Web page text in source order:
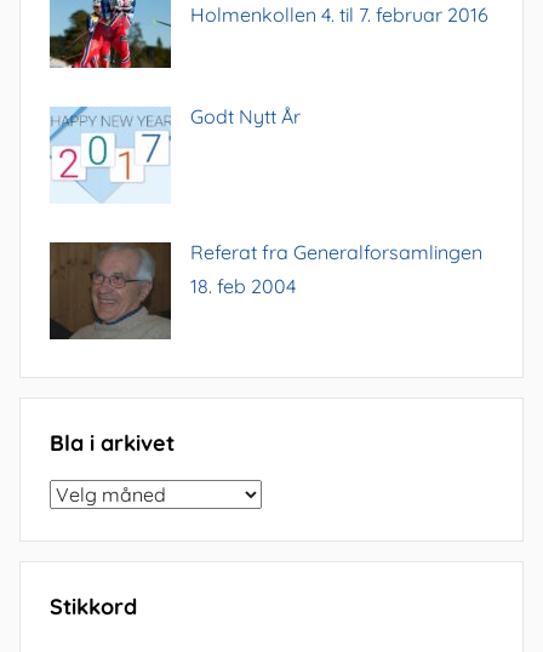
Holmenkollen 4. til 7. februar 2016
Godt Nytt År
Referat fra Generalforsamlingen
18. feb 2004
Bla i arkivet
Bla
arkivet
Stikkord